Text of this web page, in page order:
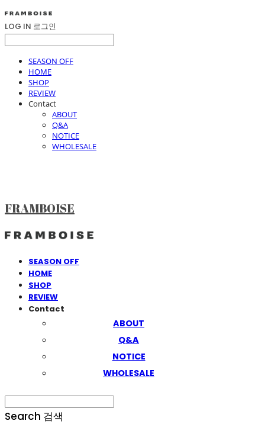
LOG IN 로그인
SEASON OFF
HOME
SHOP
REVIEW
Contact
ABOUT
Q&A
NOTICE
WHOLESALE
FRAMBOISE
SEASON OFF
HOME
SHOP
REVIEW
Contact
ABOUT
Q&A
NOTICE
WHOLESALE
Search 검색